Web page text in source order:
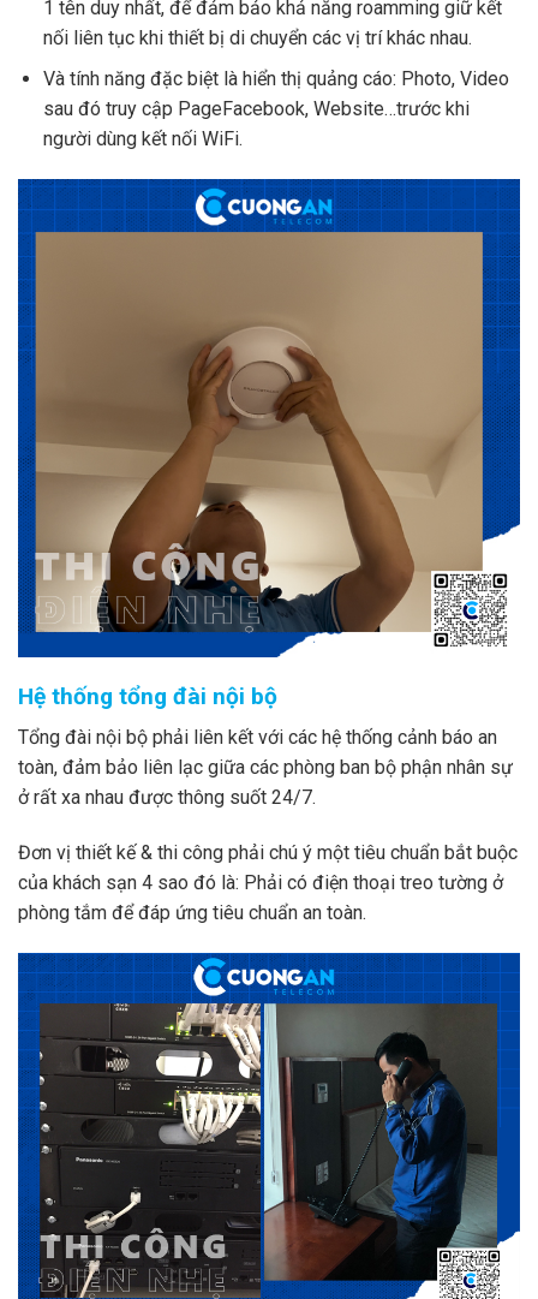
1 tên duy nhất, để đảm bảo khả năng roamming giữ kết
nối liên tục khi thiết bị di chuyển các vị trí khác nhau.
Và tính năng đặc biệt là hiển thị quảng cáo: Photo, Video
sau đó truy cập PageFacebook, Website…trước khi
người dùng kết nối WiFi.
Hệ thống tổng đài nội bộ
Tổng đài nội bộ phải liên kết với các hệ thống cảnh báo an
toàn, đảm bảo liên lạc giữa các phòng ban bộ phận nhân sự
ở rất xa nhau được thông suốt 24/7.
Đơn vị thiết kế & thi công phải chú ý một tiêu chuẩn bắt buộc
của khách sạn 4 sao đó là: Phải có điện thoại treo tường ở
phòng tắm để đáp ứng tiêu chuẩn an toàn.